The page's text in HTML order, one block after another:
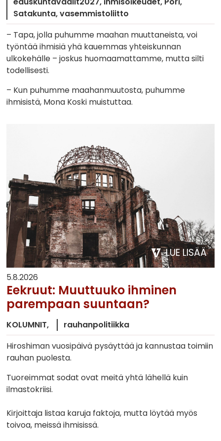
Satakunta vasemmistoliitto
– Tapa, jolla puhumme maahan muuttaneista, voi
työntää ihmisiä yhä kauemmas yhteiskunnan
ulkokehälle – joskus huomaamattamme, mutta silti
todellisesti.
– Kun puhumme maahanmuutosta, puhumme
ihmisistä, Mona Koski muistuttaa.
LUE LISÄÄ
5.8.2026
Eekruut: Muuttuuko ihminen
parempaan suuntaan?
KOLUMNIT
rauhanpolitiikka
Hiroshiman vuosipäivä pysäyttää ja kannustaa toimiin
rauhan puolesta.
Tuoreimmat sodat ovat meitä yhtä lähellä kuin
ilmastokriisi.
Kirjoittaja listaa karuja faktoja, mutta löytää myös
toivoa, meissä ihmisissä.